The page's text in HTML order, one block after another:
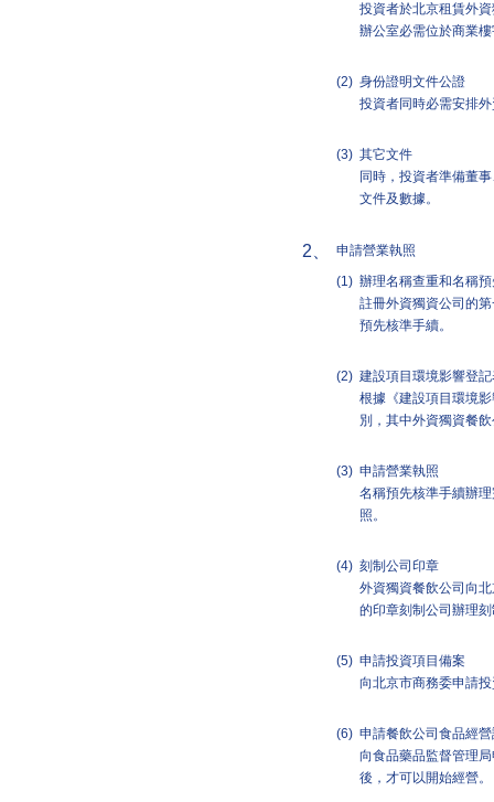
投資者於北京租賃外
辦公室必需位於商業
(2) 身份證明文件公證
投資者同時必需安排
(3) 其它文件
同時，投資者準備董
文件及數據。
2、
申請營業執照
(1) 辦理名稱查重和名稱
註冊外資獨資公司的
預先核準手續。
(2) 建設項目環境影響登
根據《建設項目環境
別，其中外資獨資餐
(3) 申請營業執照
名稱預先核準手續辦
照。
(4) 刻制公司印章
外資獨資餐飲公司向
的印章刻制公司辦理
(5) 申請投資項目備案
向北京市商務委申請
(6) 申請餐飲公司食品經
向食品藥品監督管理
後，才可以開始經營。